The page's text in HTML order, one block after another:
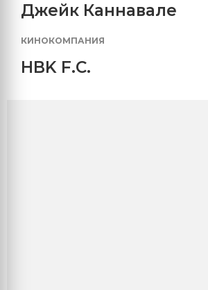
Джейк Каннавале
КИНОКОМПАНИЯ
HBK F.C.